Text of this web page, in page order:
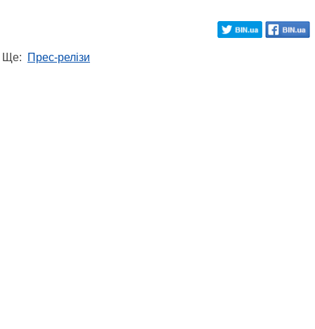
Ще: Прес-релізи